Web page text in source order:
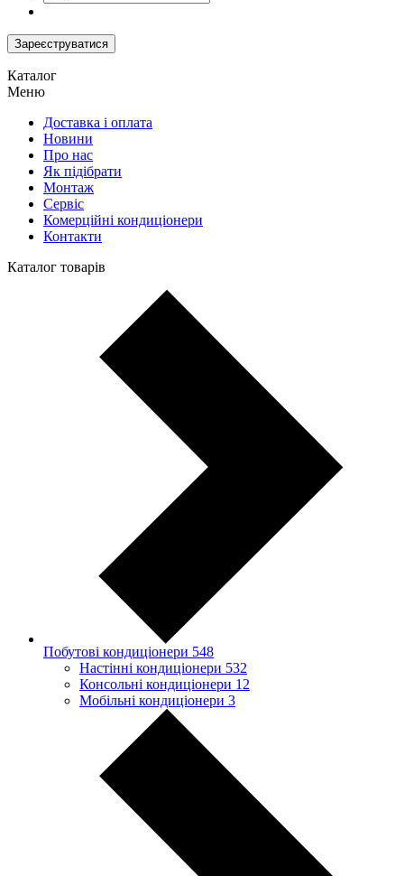
Зареєструватися
Каталог
Меню
Доставка і оплата
Новини
Про нас
Як підібрати
Монтаж
Сервіс
Комерційні кондиціонери
Контакти
Каталог товарів
Побутові кондиціонери 548
Настінні кондиціонери 532
Консольні кондиціонери 12
Мобільні кондиціонери 3